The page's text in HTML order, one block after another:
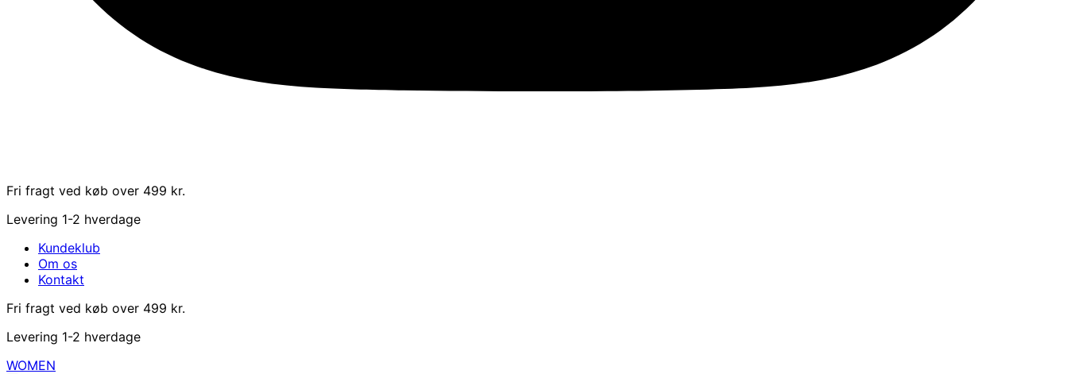
Fri fragt ved køb over 499 kr.
Levering 1-2 hverdage
Kundeklub
Om os
Kontakt
Fri fragt ved køb over 499 kr.
Levering 1-2 hverdage
WOMEN